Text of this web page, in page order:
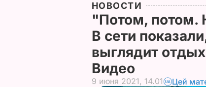
НОВОСТИ
"Потом, потом.
В сети
выглядит
Видео
9 июня 2021, 14.01 Цей